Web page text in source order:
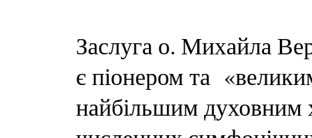
Заслуга о. Михайла
є піонером та
найбільшим духовним